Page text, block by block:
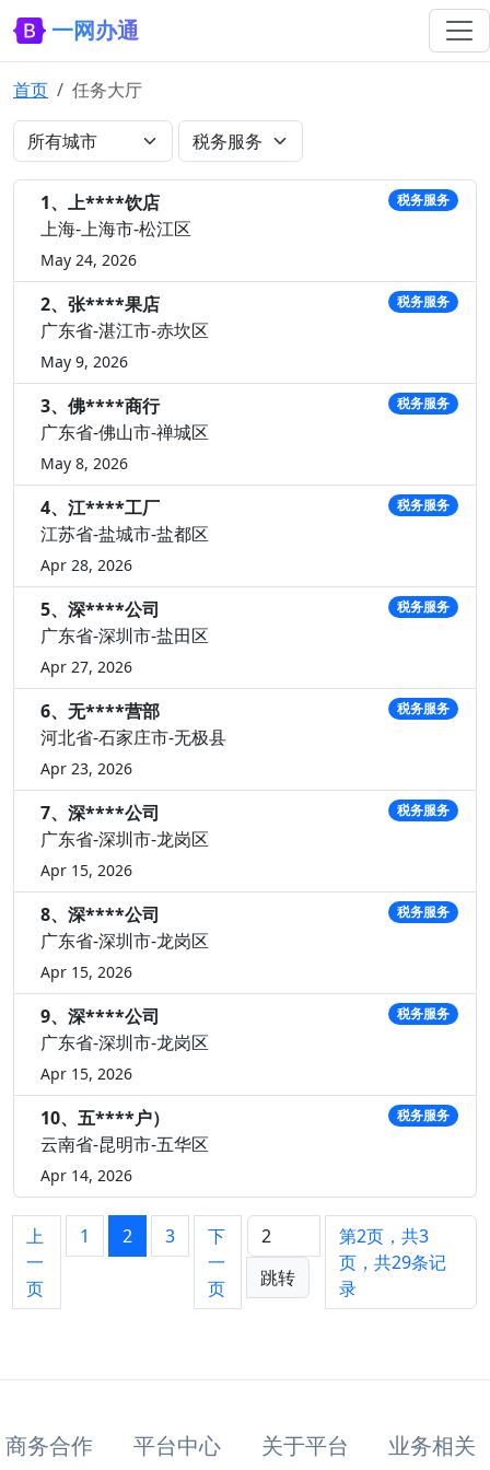
一网办通
首页 任务大厅
1、上****饮店
上海-上海市-松江区
May 24, 2026
税务服务
2、张****果店
广东省-湛江市-赤坎区
May 9, 2026
税务服务
3、佛****商行
广东省-佛山市-禅城区
May 8, 2026
税务服务
4、江****工厂
江苏省-盐城市-盐都区
Apr 28, 2026
税务服务
5、深****公司
广东省-深圳市-盐田区
Apr 27, 2026
税务服务
6、无****营部
河北省-石家庄市-无极县
Apr 23, 2026
税务服务
7、深****公司
广东省-深圳市-龙岗区
Apr 15, 2026
税务服务
8、深****公司
广东省-深圳市-龙岗区
Apr 15, 2026
税务服务
9、深****公司
广东省-深圳市-龙岗区
Apr 15, 2026
税务服务
10、五****户）
云南省-昆明市-五华区
Apr 14, 2026
税务服务
上
一
页
1 2 3
下
一
页
跳转
第2页，共3
页，共29条记
录
商务合作 平台中心 关于平台 业务相关